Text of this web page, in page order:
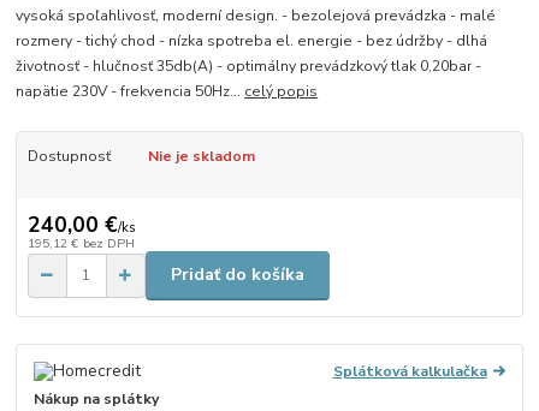
vysoká spoľahlivosť, moderní design. - bezolejová prevádzka - malé
rozmery - tichý chod - nízka spotreba el. energie - bez údržby - dlhá
životnosť - hlučnosť 35db(A) - optimálny prevádzkový tlak 0,20bar -
napätie 230V - frekvencia 50Hz... celý popis
Dostupnosť Nie je skladom
240,00 €/ks
195,12 € bez DPH
Pridať do košíka
Splátková kalkulačka
Nákup na splátky